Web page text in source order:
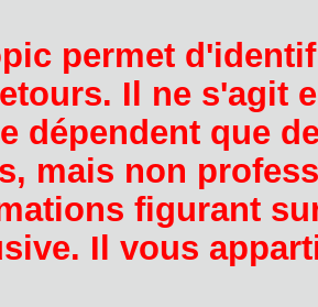
permet
Il ne s'agit
dépendent que
mais non
figurant
Il vous